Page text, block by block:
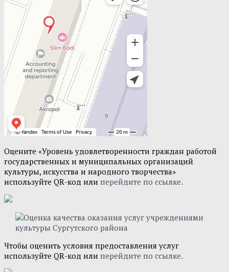
Оцените «Уровень удовлетворенности граждан работой
государственных и муниципальных организаций
культуры, искусства и народного творчества»
используйте QR-код или перейдите по ссылке.
Чтобы оценить условия предоставления услуг
используйте QR-код или перейдите по ссылке.